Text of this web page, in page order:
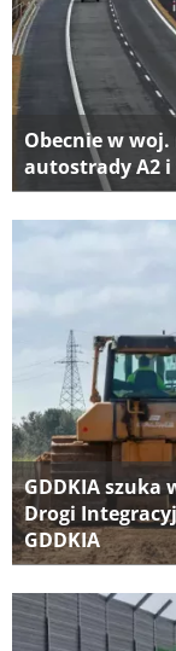
Obecnie w
autostrady A2 i
GDDKIA szuka
Drogi
GDDKIA